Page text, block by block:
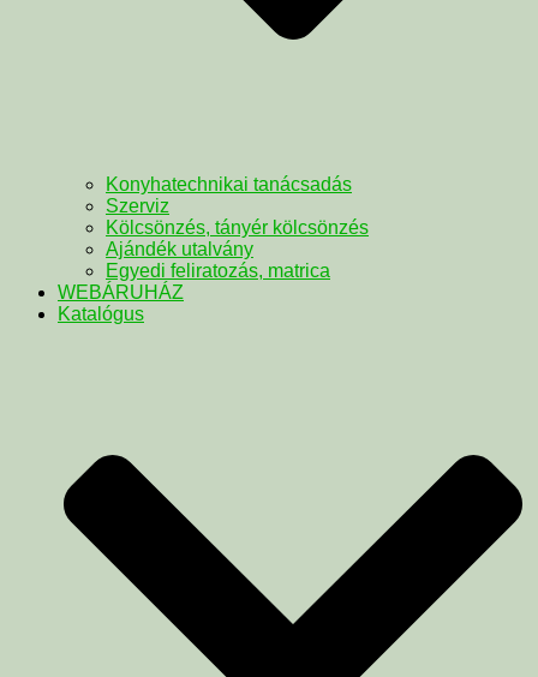
Konyhatechnikai tanácsadás
Szerviz
Kölcsönzés, tányér kölcsönzés
Ajándék utalvány
Egyedi feliratozás, matrica
WEBÁRUHÁZ
Katalógus